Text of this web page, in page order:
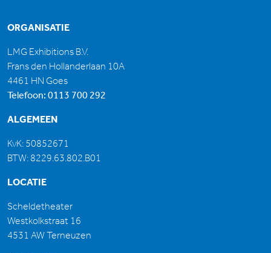
ORGANISATIE
LMG Exhibitions B.V.
Frans den Hollanderlaan 10A
4461 HN Goes
Telefoon: 0113 700 292
ALGEMEEN
KvK: 50852671
BTW: 8229.63.802.B01
LOCATIE
Scheldetheater
Westkolkstraat 16
4531 AW Terneuzen